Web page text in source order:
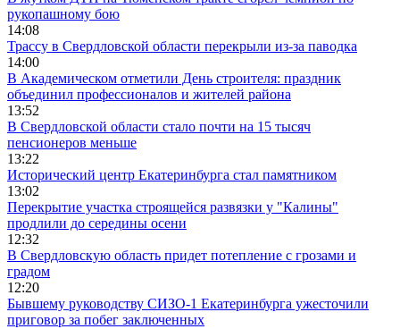
рукопашному бою
14:08
Трассу в Свердловской области перекрыли из-за паводка
14:00
В Академическом отметили День строителя: праздник
объединил профессионалов и жителей района
13:52
В Свердловской области стало почти на 15 тысяч
пенсионеров меньше
13:22
Исторический центр Екатеринбурга стал памятником
13:02
Перекрытие участка строящейся развязки у "Калины"
продлили до середины осени
12:32
В Свердловскую область придет потепление с грозами и
градом
12:20
Бывшему руководству СИЗО-1 Екатеринбурга ужесточили
приговор за побег заключенных